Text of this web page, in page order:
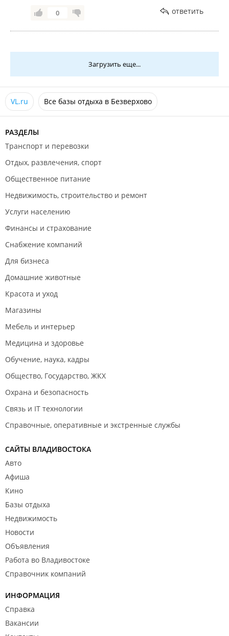
0 ответить
Загрузить еще...
VL.ru Все базы отдыха в Безверхово
РАЗДЕЛЫ
Транспорт и перевозки
Отдых, развлечения, спорт
Общественное питание
Недвижимость, строительство и ремонт
Услуги населению
Финансы и страхование
Снабжение компаний
Для бизнеса
Домашние животные
Красота и уход
Магазины
Мебель и интерьер
Медицина и здоровье
Обучение, наука, кадры
Общество, Государство, ЖКХ
Охрана и безопасность
Связь и IT технологии
Справочные, оперативные и экстренные службы
САЙТЫ ВЛАДИВОСТОКА
Авто
Афиша
Кино
Базы отдыха
Недвижимость
Новости
Объявления
Работа во Владивостоке
Справочник компаний
ИНФОРМАЦИЯ
Справка
Вакансии